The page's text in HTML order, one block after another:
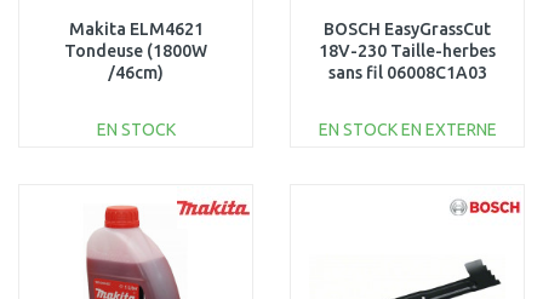
Makita ELM4621
Tondeuse (1800W
/46cm)
EN STOCK
Au comparatif
BOSCH EasyGrassCut
18V-230 Taille-herbes
sans fil 06008C1A03
EN STOCK EN EXTERNE